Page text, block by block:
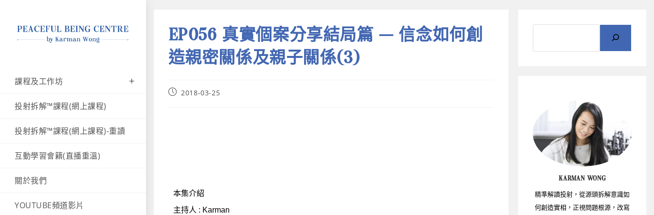
課程及工作坊
投射拆解™課程(網上課程)
投射拆解™課程(網上課程)-重讀
互動學習會籍(直播重溫)
關於我們
YOUTUBE頻道影片
EP056 真實個案分享結局篇 — 信念如何創
造親密關係及親子關係(3)
2018-03-25
本集介紹
主持人 : Karman
KARMAN WONG
精準解讀投射，從源頭拆解意識如
何創造實相，正視問題根源，改寫